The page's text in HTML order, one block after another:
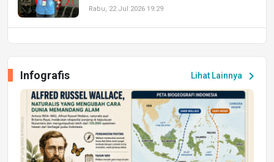
Rabu, 22 Jul 2026 19:29
Peluang Kerja dan Magang
Jumat, 17 Jul 2026 22:30
DAERAH
Astra Motor Kalimantan Timur 2 Dukung
Mahasiswa Samarinda dalam Astra
Honda SDGs Future Leaders 2026
Lihat Lainnya chevron_right
Infografis